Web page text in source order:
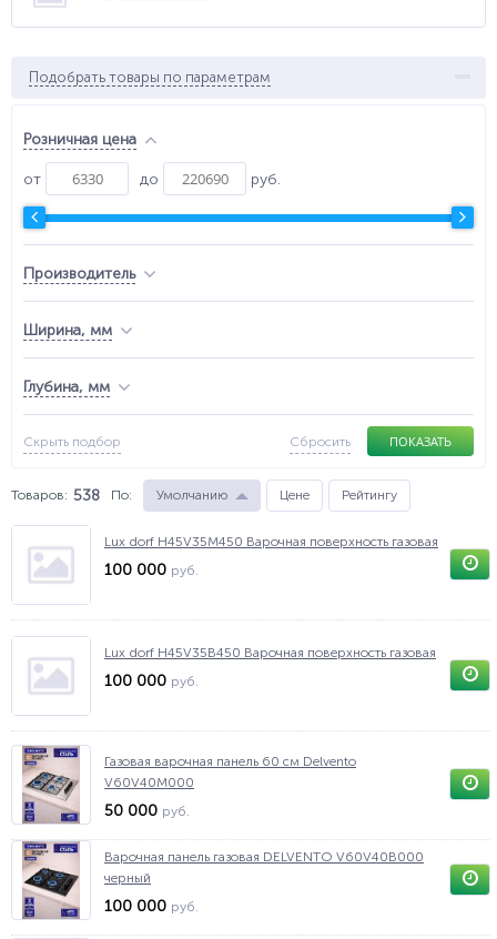
Подобрать товары по параметрам
Розничная цена
от до руб.
Производитель
Ширина, мм
Глубина, мм
Скрыть подбор ПОКАЗАТЬ
Сбросить
Товаров: 538 По: Умолчанию Цене Рейтингу
Lux dorf H45V35M450 Варочная поверхность газовая
100 000 руб.
Lux dorf H45V35B450 Варочная поверхность газовая
100 000 руб.
Газовая варочная панель 60 см Delvento
V60V40M000
50 000 руб.
Варочная панель газовая DELVENTO V60V40B000
черный
100 000 руб.